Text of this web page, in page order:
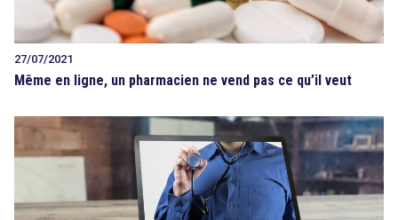
27/07/2021
Même en ligne, un pharmacien ne vend pas ce qu’il veut